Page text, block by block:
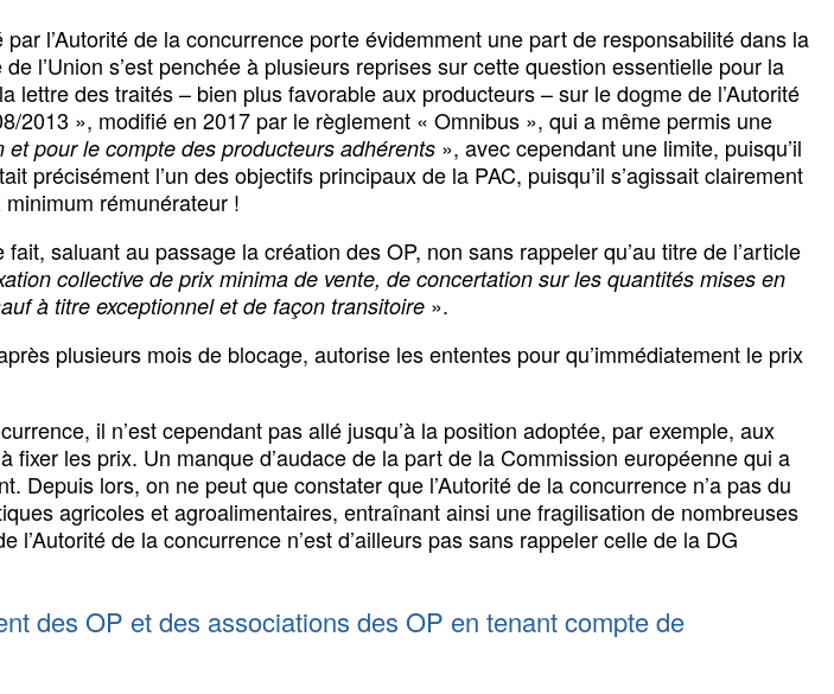
l’Autorité de la concurrence porte évidemment une part de responsabilité dans la
l’Union s’est penchée à plusieurs reprises sur cette question essentielle pour la
des traités – bien plus favorable aux producteurs – sur le dogme de l’Autorité
2013 », modifié en 2017 par le règlement « Omnibus », qui a même permis une
et pour le compte des producteurs adhérents », avec cependant une limite, puisqu’il
précisément l’un des objectifs principaux de la PAC, puisqu’il s’agissait clairement
rémunérateur !
saluant au passage la création des OP, non sans rappeler qu’au titre de l’article
collective de prix minima de vente, de concertation sur les quantités mises en
à titre exceptionnel et de façon transitoire ».
plusieurs mois de blocage, autorise les ententes pour qu’immédiatement le prix
il n’est cependant pas allé jusqu’à la position adoptée, par exemple, aux
les prix. Un manque d’audace de la part de la Commission européenne qui a
lors, on ne peut que constater que l’Autorité de la concurrence n’a pas du
agricoles et agroalimentaires, entraînant ainsi une fragilisation de nombreuses
de la concurrence n’est d’ailleurs pas sans rappeler celle de la DG
des OP et des associations des OP en tenant compte de